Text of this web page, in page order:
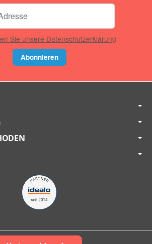
Sie unsere Datenschutzerklärung
Abonnieren